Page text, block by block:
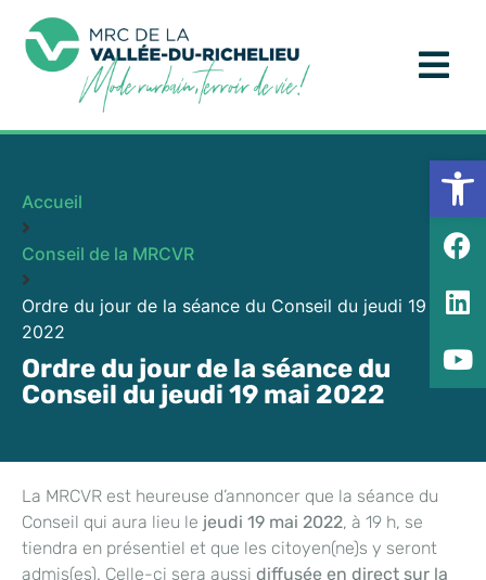
Accueil
Conseil de la MRCVR
Ordre du jour de la séance du Conseil du jeudi 19 mai
2022
Ordre du jour de la séance du
Conseil du jeudi 19 mai 2022
La MRCVR est heureuse d’annoncer que la séance du
Conseil qui aura lieu le jeudi 19 mai 2022, à 19 h, se
tiendra en présentiel et que les citoyen(ne)s y seront
admis(es). Celle-ci sera aussi diffusée en direct sur la